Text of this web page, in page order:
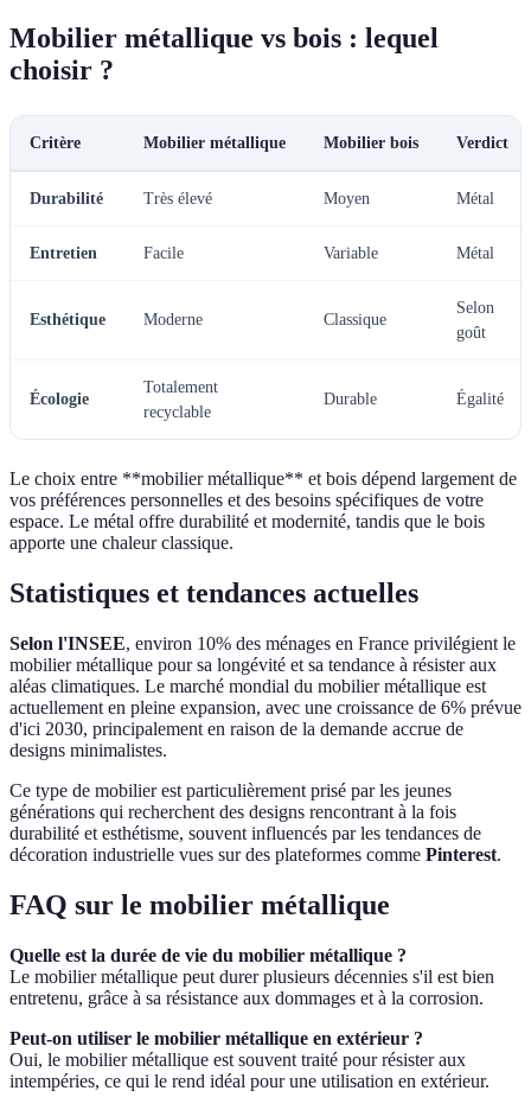
Mobilier métallique vs bois : lequel
choisir ?
Critère Mobilier métallique Mobilier bois Verdict
Durabilité Très élevé Moyen Métal
Entretien Facile Variable Métal
Esthétique Moderne Classique
Selon
goût
Écologie
Totalement
recyclable
Durable Égalité
Le choix entre **mobilier métallique** et bois dépend largement de
vos préférences personnelles et des besoins spécifiques de votre
espace. Le métal offre durabilité et modernité, tandis que le bois
apporte une chaleur classique.
Statistiques et tendances actuelles
Selon l'INSEE, environ 10% des ménages en France privilégient le
mobilier métallique pour sa longévité et sa tendance à résister aux
aléas climatiques. Le marché mondial du mobilier métallique est
actuellement en pleine expansion, avec une croissance de 6% prévue
d'ici 2030, principalement en raison de la demande accrue de
designs minimalistes.
Ce type de mobilier est particulièrement prisé par les jeunes
générations qui recherchent des designs rencontrant à la fois
durabilité et esthétisme, souvent influencés par les tendances de
décoration industrielle vues sur des plateformes comme Pinterest.
FAQ sur le mobilier métallique
Quelle est la durée de vie du mobilier métallique ?
Le mobilier métallique peut durer plusieurs décennies s'il est bien
entretenu, grâce à sa résistance aux dommages et à la corrosion.
Peut-on utiliser le mobilier métallique en extérieur ?
Oui, le mobilier métallique est souvent traité pour résister aux
intempéries, ce qui le rend idéal pour une utilisation en extérieur.